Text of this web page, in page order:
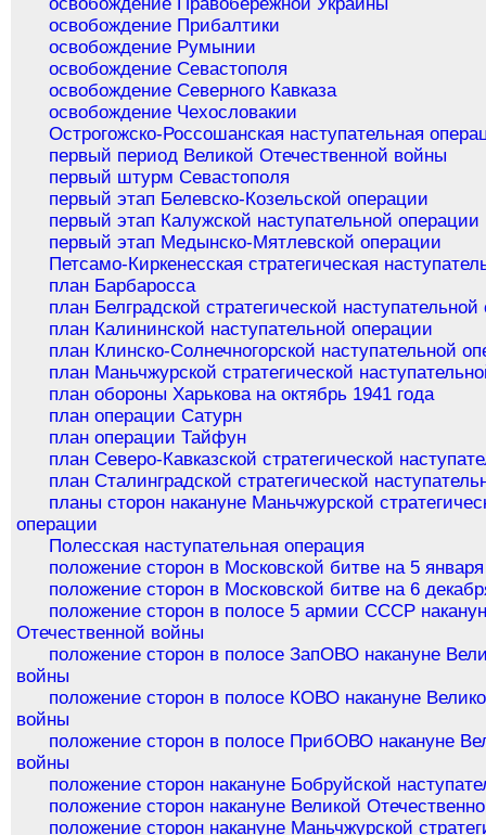
освобождение Правобережной Украины
освобождение Прибалтики
освобождение Румынии
освобождение Севастополя
освобождение Северного Кавказа
освобождение Чехословакии
Острогожско-Россошанская наступательная
первый период Великой Отечественной войны
первый штурм Севастополя
первый этап Белевско-Козельской операции
первый этап Калужской наступательной операции
первый этап Медынско-Мятлевской операции
Петсамо-Киркенесская стратегическая
план Барбаросса
план Белградской стратегической
план Калининской наступательной операции
план Клинско-Солнечногорской наступательной
план Маньчжурской стратегической
план обороны Харькова на октябрь 1941 года
план операции Сатурн
план операции Тайфун
план Северо-Кавказской стратегической
план Сталинградской стратегической
планы сторон накануне Маньчжурской
операции
Полесская наступательная операция
положение сторон в Московской битве на 5
положение сторон в Московской битве на 6
положение сторон в полосе 5 армии СССР
Отечественной войны
положение сторон в полосе ЗапОВО накануне
войны
положение сторон в полосе КОВО накануне
войны
положение сторон в полосе ПрибОВО накануне
войны
положение сторон накануне Бобруйской
положение сторон накануне Великой
положение сторон накануне Маньчжурской